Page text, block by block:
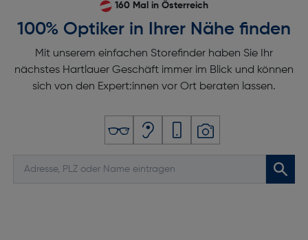
160 Mal in Österreich
100% Optiker in Ihrer Nähe finden
Mit unserem einfachen Storefinder haben Sie Ihr
nächstes Hartlauer Geschäft immer im Blick und können
sich von den Expert:innen vor Ort beraten lassen.